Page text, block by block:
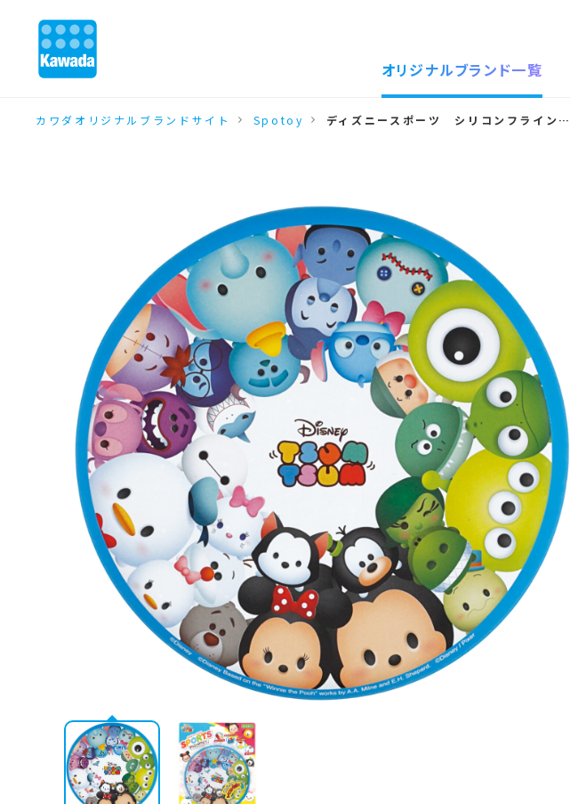
オリジナルブランド一覧
カワダオリジナルブランドサイト Spotoy ディズニースポーツ シリコンフライングディスク＿ブルー